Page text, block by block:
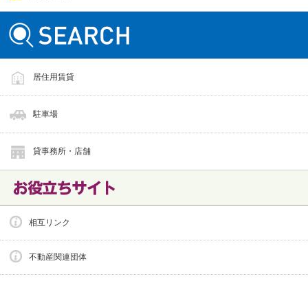
居住用賃貸
駐車場
貸事務所・店舗
相互リンク
不動産関連団体